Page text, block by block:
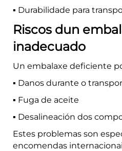
▪️ Durabilidade para
Riscos dun
inadecuado
Un embalaxe deficiente
▪️ Danos durante o
▪️ Fuga de aceite
▪️ Desalineación dos
Estes problemas son
encomendas